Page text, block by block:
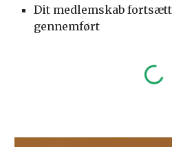
Dit medlemskab
gennemført